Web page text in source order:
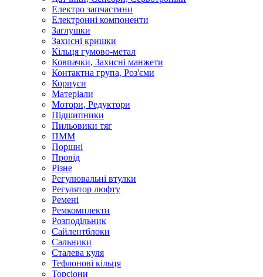
Електро запчастини
Електронні компоненти
Заглушки
Захисні кришки
Кільця гумово-метал
Ковпачки, Захисні манжети
Контактна група, Роз'єми
Корпуси
Матеріали
Мотори, Редуктори
Підшипники
Пильовики тяг
ПММ
Поршні
Провід
Різне
Регулювальні втулки
Регулятор люфту
Ремені
Ремкомплекти
Розподільник
Сайлентблоки
Сальники
Сталева куля
Тефлонові кільця
Торсіони